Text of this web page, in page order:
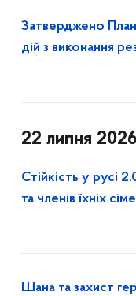
Затверджено План
дій з виконання
22 липня
Стійкість у русі
та членів їхніх
Шана та захист